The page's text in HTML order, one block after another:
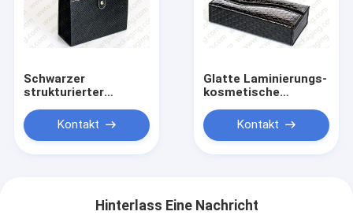
Schwarzer
strukturierter
kosmetischer
Papierkasten mit
Kontakt
Glatte Laminierungs-
kosmetische
uprechtssache 22 x
10 x 8cm
Kontakt
Hinterlass Eine Nachricht